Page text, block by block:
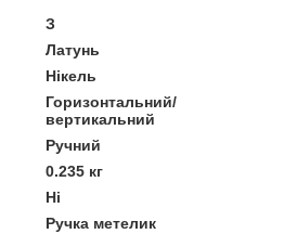
З
Латунь
Нікель
Горизонтальний/
вертикальний
Ручний
0.235 кг
Ні
Ручка метелик